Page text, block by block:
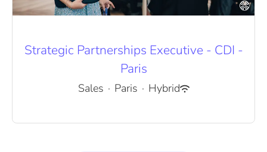
Strategic Partnerships Executive - CDI -
Paris
Sales · Paris · Hybrid